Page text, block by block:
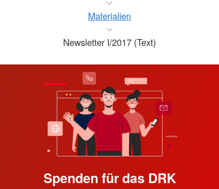
Materialien
Newsletter I/2017 (Text)
Spenden für das DRK